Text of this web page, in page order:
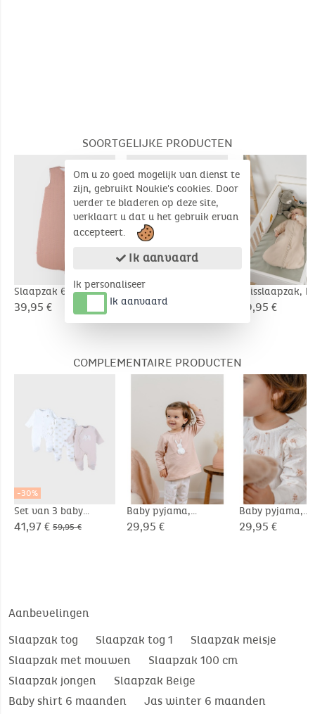
SOORTGELIJKE PRODUCTEN
Slaapzak 6-24m, Bio
Mousseline
39,95 €
Reisslaapzak, bio
katoenen mousseline,
44,95 €
Reisslaapzak,
katoen, 1-6
39,95 €
COMPLEMENTAIRE PRODUCTEN
-30%
Set van 3 baby
pyjama’s, jersey
41,97 € 59,95 €
Baby pyjama,
fantasie katoen
29,95 €
Baby pyjama,
fantasie katoen
29,95 €
Aanbevelingen
Slaapzak tog
Slaapzak tog 1
Slaapzak meisje
Slaapzak met mouwen
Slaapzak 100 cm
Slaapzak jongen
Slaapzak Beige
Baby shirt 6 maanden
Jas winter 6 maanden
Om u zo goed mogelijk van dienst te
zijn, gebruikt Noukie's cookies. Door
verder te bladeren op deze site,
verklaart u dat u het gebruik ervan
accepteert.
Ik aanvaard
Ik personaliseer
Ik aanvaard